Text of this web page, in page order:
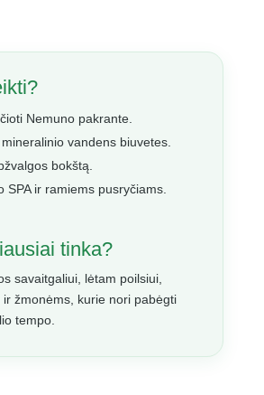
Nemuno pakrante.
vandens biuvetes.
bokštą.
SPA ir ramiems pusryčiams.
tinka?
savaitgaliui, lėtam poilsiui,
ir žmonėms, kurie nori pabėgti
tempo.